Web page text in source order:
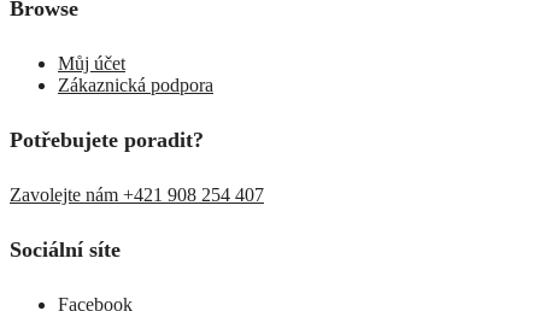
Browse
Můj účet
Zákaznická podpora
Potřebujete poradit?
Zavolejte nám +421 908 254 407
Sociální síte
Facebook